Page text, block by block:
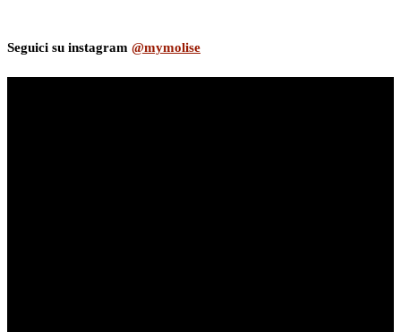
Seguici su instagram @mymolise